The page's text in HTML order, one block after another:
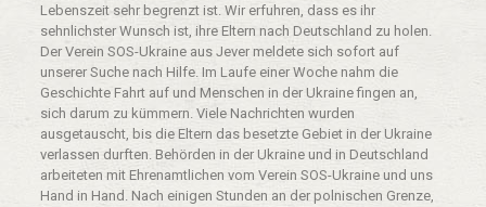
Lebenszeit sehr begrenzt ist. Wir erfuhren, dass es ihr
sehnlichster Wunsch ist, ihre Eltern nach Deutschland zu holen.
Der Verein SOS-Ukraine aus Jever meldete sich sofort auf
unserer Suche nach Hilfe. Im Laufe einer Woche nahm die
Geschichte Fahrt auf und Menschen in der Ukraine fingen an,
sich darum zu kümmern. Viele Nachrichten wurden
ausgetauscht, bis die Eltern das besetzte Gebiet in der Ukraine
verlassen durften. Behörden in der Ukraine und in Deutschland
arbeiteten mit Ehrenamtlichen vom Verein SOS-Ukraine und uns
Hand in Hand. Nach einigen Stunden an der polnischen Grenze,